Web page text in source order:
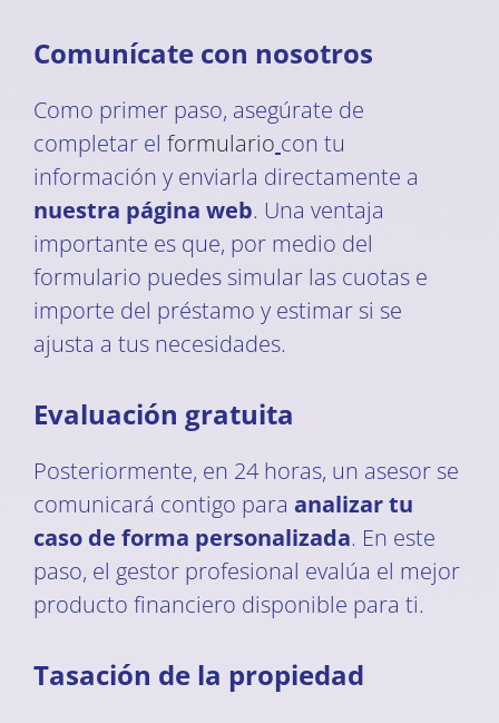
Comunícate con nosotros
Como primer paso, asegúrate de
completar el formulario con tu
información y enviarla directamente a
nuestra página web. Una ventaja
importante es que, por medio del
formulario puedes simular las cuotas e
importe del préstamo y estimar si se
ajusta a tus necesidades.
Evaluación gratuita
Posteriormente, en 24 horas, un asesor se
comunicará contigo para analizar tu
caso de forma personalizada. En este
paso, el gestor profesional evalúa el mejor
producto financiero disponible para ti.
Tasación de la propiedad